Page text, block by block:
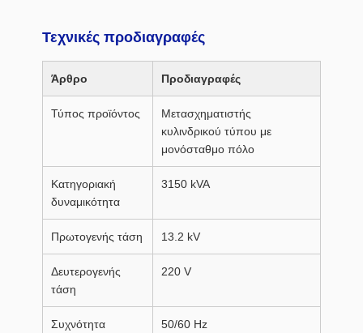
Τεχνικές προδιαγραφές
Άρθρο Προδιαγραφές
Τύπος προϊόντος
Μετασχηματιστής
κυλινδρικού τύπου με
μονόσταθμο πόλο
Κατηγοριακή
δυναμικότητα
3150 kVA
Πρωτογενής τάση 13.2 kV
Δευτερογενής
τάση
220 V
Συχνότητα 50/60 Hz